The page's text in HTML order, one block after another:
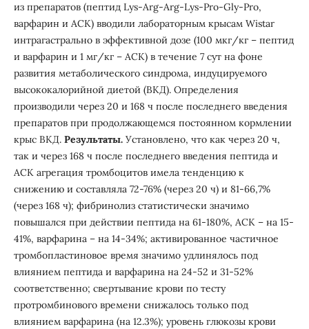
из препаратов (пептид Lys-Arg-Arg-Lys-Pro-Gly-Pro,
варфарин и АСК) вводили лабораторным крысам Wistar
интрагастрально в эффективной дозе (100 мкг/кг – пептид
и варфарин и 1 мг/кг – АСК) в течение 7 сут на фоне
развития метаболического синдрома, индуцируемого
высококалорийной диетой (ВКД). Определения
производили через 20 и 168 ч после последнего введения
препаратов при продолжающемся постоянном кормлении
крыс ВКД. Результаты.Установлено, что как через 20 ч,
так и через 168 ч после последнего введения пептида и
АСК агрегация тромбоцитов имела тенденцию к
снижению и составляла 72-76% (через 20 ч) и 81-66,7%
(через 168 ч); фибринолиз статистически значимо
повышался при действии пептида на 61-180%, АСК – на 15-
41%, варфарина – на 14-34%; активированное частичное
тромбопластиновое время значимо удлинялось под
влиянием пептида и варфарина на 24-52 и 31-52%
соответственно; свертывание крови по тесту
протромбинового времени снижалось только под
влиянием варфарина (на 12.3%); уровень глюкозы крови